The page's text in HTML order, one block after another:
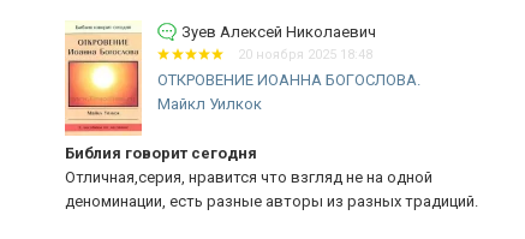
Зуев Алексей Николаевич
20 ноября 2025 18:48
ОТКРОВЕНИЕ ИОАННА БОГОСЛОВА.
Майкл Уилкок
Библия говорит сегодня
Отличная,серия, нравится что взгляд не на одной
деноминации, есть разные авторы из разных традиций.